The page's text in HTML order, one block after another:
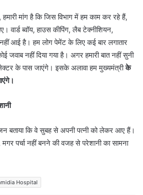
हमारी मांग है कि जिस विभाग में हम काम कर रहे हैं,
वार्ड ब्वॉय, हाउस कीपिंग, लैब टेक्नीशियन,
आई है। हम लोग पेमेंट के लिए कई बार लगातार
नहीं दिया गया है। अगर हमारी बात नहीं सुनी
के पास जाएंगे। इसके अलावा हम मुख्यमंत्रीके
बताया कि वे सुबह से अपनी पत्नी को लेकर आए हैं।
मगर पर्चा नहीं बनने की वजह से परेशानी का सामना
Hospital